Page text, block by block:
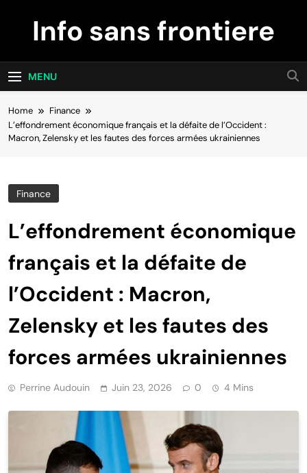
contentInfo sans frontiere
MENU
Home
Finance
L’effondrement économique français et la défaite de l’Occident :
Macron, Zelensky et les fautes des forces armées ukrainiennes
Finance
L’effondrement économique
français et la défaite de
l’Occident : Macron,
Zelensky et les fautes des
forces armées ukrainiennes
Perrine Audouin Juin 23, 2026 0 4 Mins